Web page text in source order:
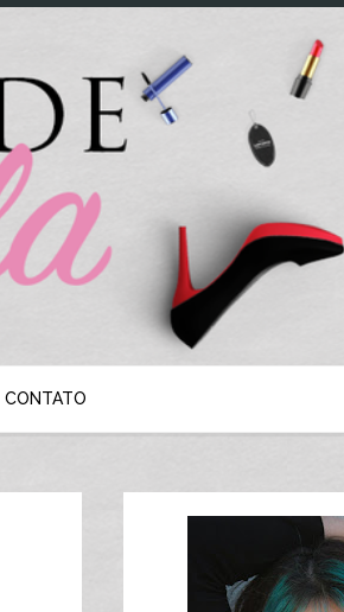
CONTATO